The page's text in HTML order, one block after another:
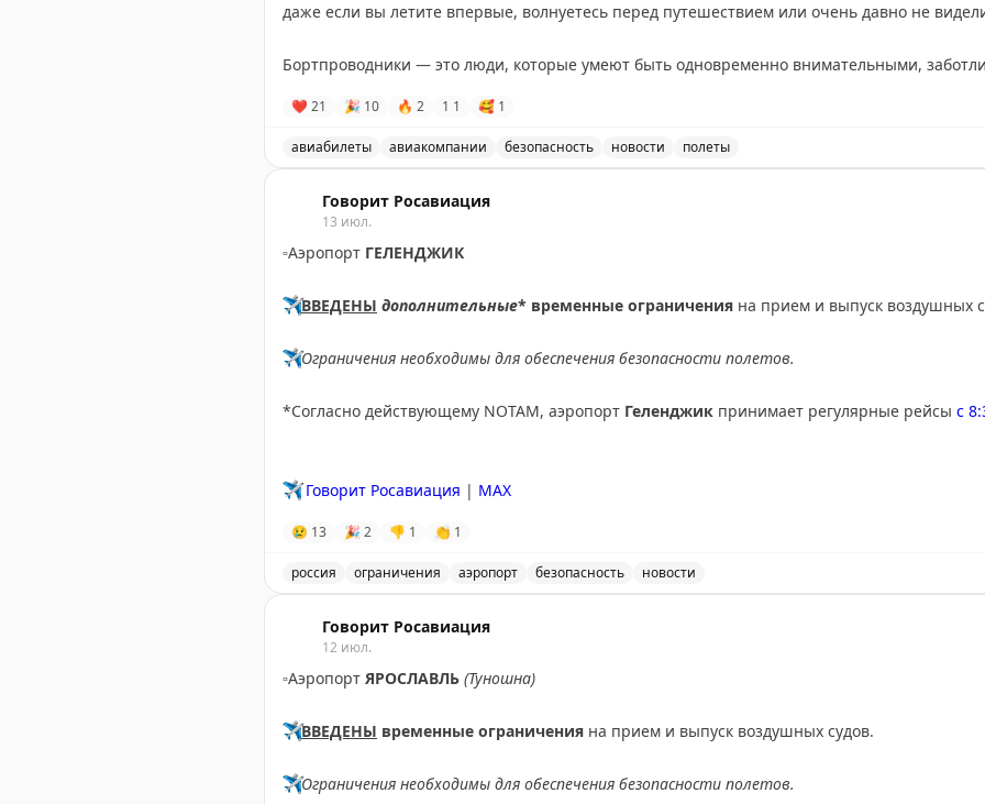
даже если вы летите впервые, волнуетесь перед путешествием или очень давно не
Бортпроводники — это люди, которые умеют быть одновременно внимательными,
любой ситуации и сделать всё, чтобы путешествие прошло спокойно и безопасно.
⠀
За каждым рейсом стоят профессионализм, ответственность и огромная любовь к своему
бортпроводнику авиакомпании «Аврора» за искреннюю заботу о пассажирах, выдержку,
дарите даже на высоте нескольких тысяч метров.
⠀
возвращается к вам! С праздником!
❤ 21 🎉 10 🔥 2 1 1 🥰 1
авиабилеты авиакомпании безопасность новости полеты
Говорит Росавиация
13 июл.
▫️Аэропорт ГЕЛЕНДЖИК
✈️ВВЕДЕНЫ дополнительные* временные ограничения на прием и выпуск воздушных
✈️Ограничения необходимы для обеспечения безопасности полетов.
*Согласно действующему NOTAM, аэропорт Геленджик принимает регулярные рейсы с
✈️ Говорит Росавиация | MAX
😢 13 🎉 2 👎 1 👏 1
россия ограничения аэропорт безопасность новости
Говорит Росавиация
12 июл.
▫️Аэропорт ЯРОСЛАВЛЬ (Туношна)
✈️ВВЕДЕНЫ временные ограничения на прием и выпуск воздушных судов.
✈️Ограничения необходимы для обеспечения безопасности полетов.